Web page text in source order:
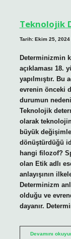
Teknolojik
Tarih: Ekim 25, 2024
Determinizmin
açıklaması 18.
yapılmıştır. Bu
evrenin önceki
durumun
Teknolojik
olarak
büyük
dönüştürdüğü
hangi filozof?
olan Etik adlı
anlayışının
Determinizm
olduğu ve
dayanır.
Devamını